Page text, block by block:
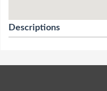
Descriptions